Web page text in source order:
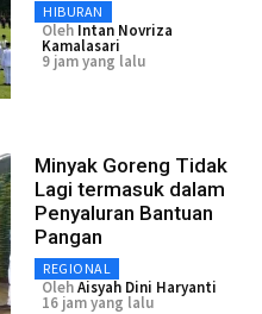
HIBURAN
Oleh Intan Novriza
Kamalasari
9 jam yang lalu
Minyak Goreng Tidak
Lagi termasuk dalam
Penyaluran Bantuan
Pangan
REGIONAL
OlehAisyah Dini Haryanti
16 jam yang lalu